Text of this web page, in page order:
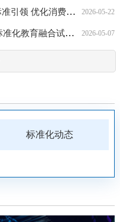
The 47th ISO/COPOLCO⑩丨强化标准引领 优化消费环境 海南以标... 2026-05-22
海南5所院校入选首批全国专业与标准化教育融合试点 助力自贸港标... 2026-05-07
标准化动态